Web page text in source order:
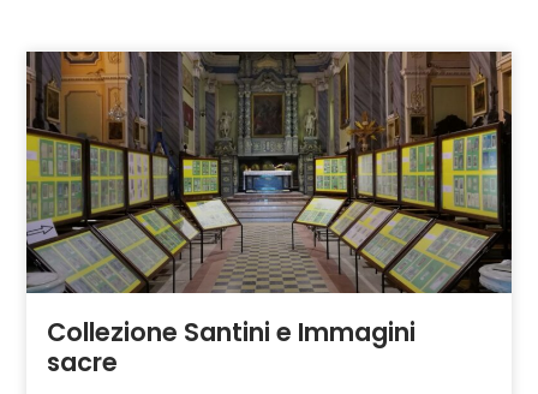
Collezione Santini e Immagini
sacre